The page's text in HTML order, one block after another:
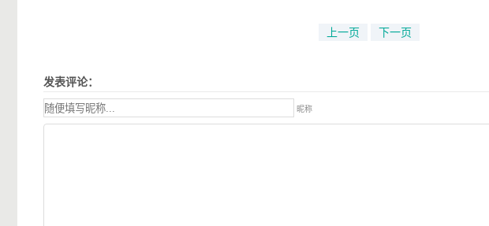
上一页 下一页
发表评论：
昵称